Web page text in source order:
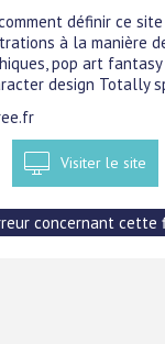
définir ce
à la manière
pop art
design Totally
Visiter le site